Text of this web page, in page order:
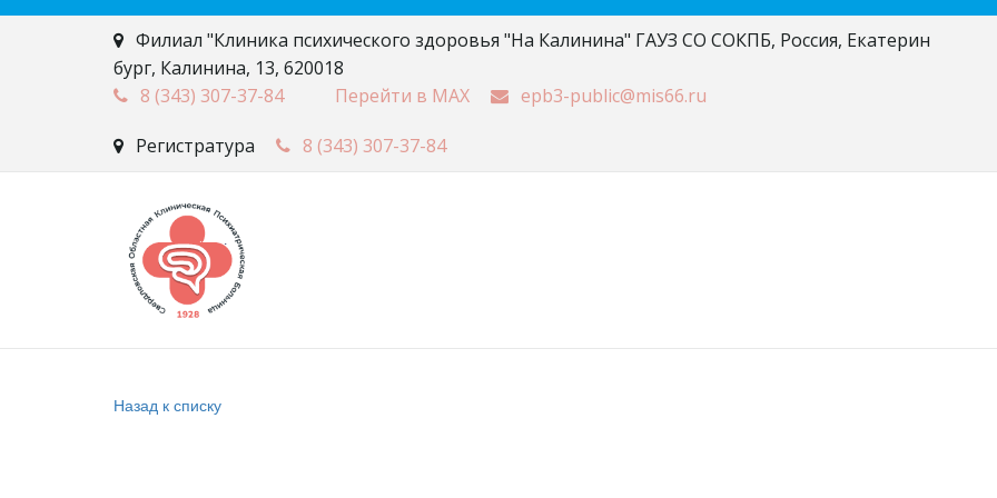
Филиал "Клиника психического здоровья "На Калинина" ГАУЗ СО СОКПБ, Россия, Екатерин
бург, Калинина, 13, 620018
8 (343) 307-37-84 Перейти в MAX epb3-public@mis66.ru
Регистратура 8 (343) 307-37-84
Назад к списку